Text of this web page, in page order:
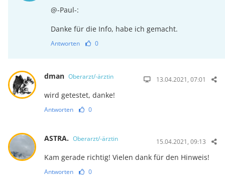
@-Paul-:
Danke für die Info, habe ich gemacht.
Antworten 0
dman Oberarzt/-ärztin 13.04.2021, 07:01
wird getestet, danke!
Antworten 0
ASTRA. Oberarzt/-ärztin 15.04.2021, 09:13
Kam gerade richtig! Vielen dank für den Hinweis!
Antworten 0